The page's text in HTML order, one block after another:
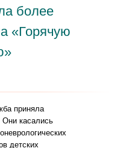
более
«Горячую
приняла
Они касались
детских